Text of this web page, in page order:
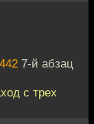
7-й абзац
с трех